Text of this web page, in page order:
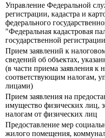
Управление Федеральной
регистрации, кадастра и
федерального
"Федеральная кадастровая
государственной
Прием заявлений к
сведений об объектах,
(в части приема заявления
соответствующим налогам,
лицами)
Прием заявления на
имущество физических лиц,
налогам от физических лиц
Предоставление мер
жилого помещения,